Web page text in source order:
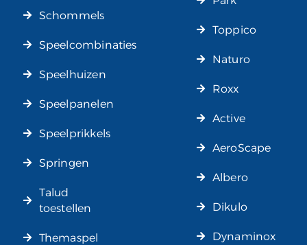
Schommels
Speelcombinaties
Speelhuizen
Speelpanelen
Speelprikkels
Springen
Talud
toestellen
Themaspel
Toppico
Naturo
Roxx
Active
AeroScape
Albero
Dikulo
Dynaminox